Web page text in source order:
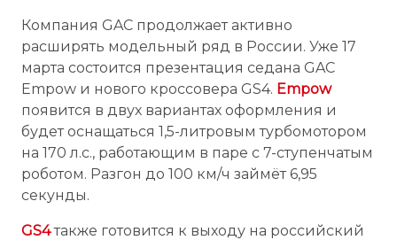
Компания GAC продолжает активно
расширять модельный ряд в России. Уже 17
марта состоится презентация седана GAC
Empow и нового кроссовера GS4. Empow
появится в двух вариантах оформления и
будет оснащаться 1,5-литровым турбомотором
на 170 л.с., работающим в паре с 7-ступенчатым
роботом. Разгон до 100 км/ч займёт 6,95
секунды.
GS4также готовится к выходу на российский